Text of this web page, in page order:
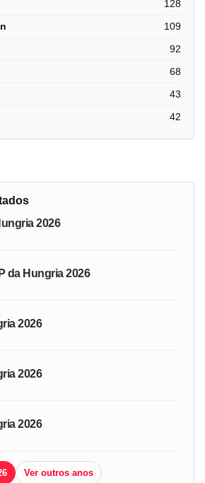
128
109
92
68
43
42
2026
da Hungria 2026
2026
2026
2026
Ver outros anos